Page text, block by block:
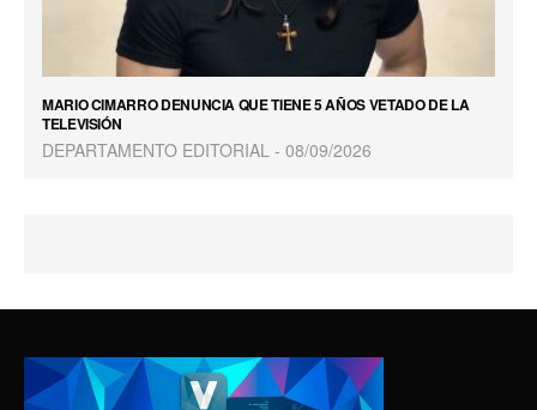
MARIO CIMARRO DENUNCIA QUE TIENE 5 AÑOS VETADO DE LA
TELEVISIÓN
DEPARTAMENTO EDITORIAL 08/09/2026